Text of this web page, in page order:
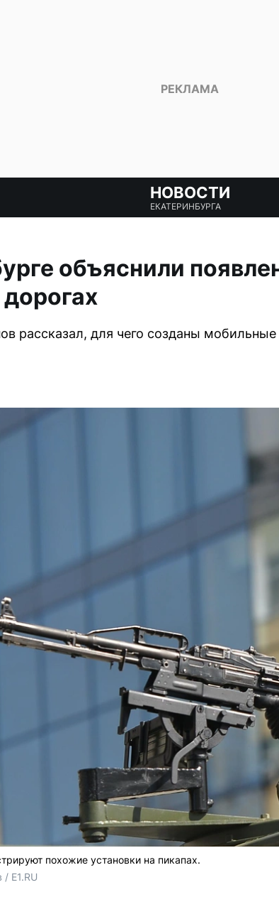
НОВОСТИ
ЕКАТЕРИНБУРГА
объяснили
рассказал, для чего созданы
похожие установки на пикапах.
E1.RU